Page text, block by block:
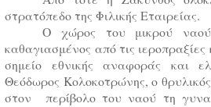
στρατόπεδο της Φιλικής Εταιρείας.
Ο χώρος του μικρού
καθαγιασμένος από τις ιεροπραξίες
σημείο εθνικής αναφοράς και
Θεόδωρος Κολοκοτρώνης, ο
στον περίβολο του ναού τη